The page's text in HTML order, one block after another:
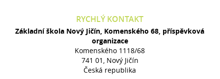
RYCHLÝ KONTAKT
Základní škola Nový Jičín, Komenského 68, příspěvková
organizace
Komenského 1118/68
741 01, Nový Jičín
Česká republika